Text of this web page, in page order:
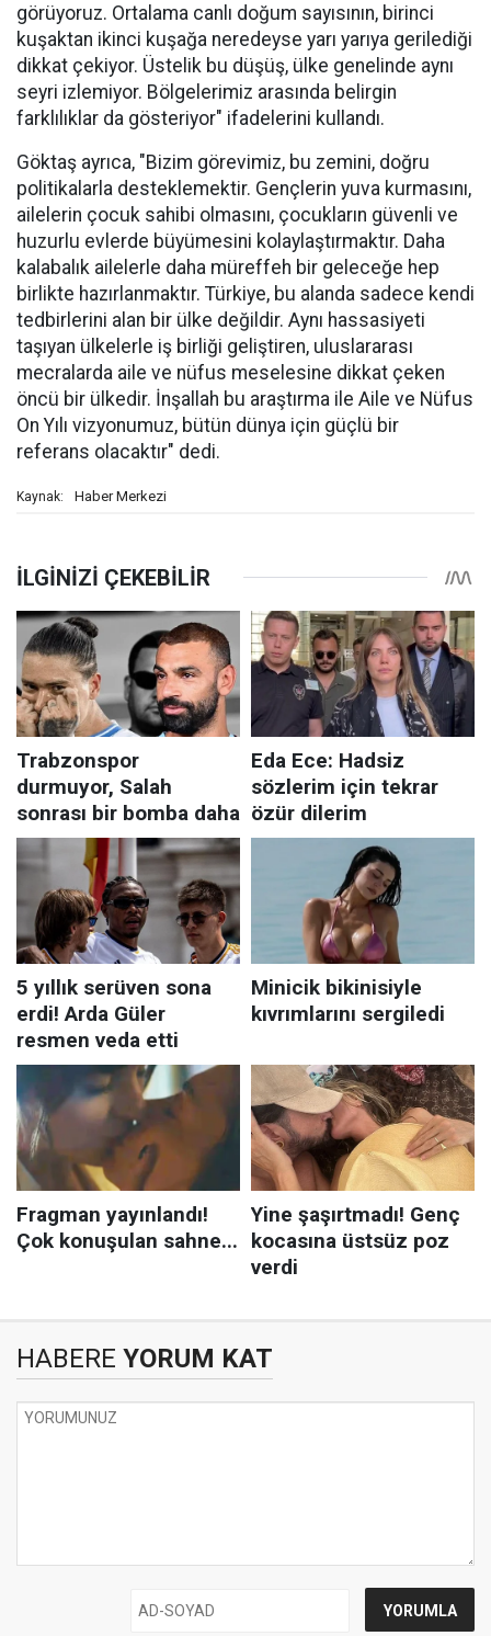
görüyoruz. Ortalama canlı doğum sayısının, birinci
kuşaktan ikinci kuşağa neredeyse yarı yarıya gerilediği
dikkat çekiyor. Üstelik bu düşüş, ülke genelinde aynı
seyri izlemiyor. Bölgelerimiz arasında belirgin
farklılıklar da gösteriyor" ifadelerini kullandı.
Göktaş ayrıca, "Bizim görevimiz, bu zemini, doğru
politikalarla desteklemektir. Gençlerin yuva kurmasını,
ailelerin çocuk sahibi olmasını, çocukların güvenli ve
huzurlu evlerde büyümesini kolaylaştırmaktır. Daha
kalabalık ailelerle daha müreffeh bir geleceğe hep
birlikte hazırlanmaktır. Türkiye, bu alanda sadece kendi
tedbirlerini alan bir ülke değildir. Aynı hassasiyeti
taşıyan ülkelerle iş birliği geliştiren, uluslararası
mecralarda aile ve nüfus meselesine dikkat çeken
öncü bir ülkedir. İnşallah bu araştırma ile Aile ve Nüfus
On Yılı vizyonumuz, bütün dünya için güçlü bir
referans olacaktır" dedi.
Kaynak: Haber Merkezi
HABERE YORUM KAT